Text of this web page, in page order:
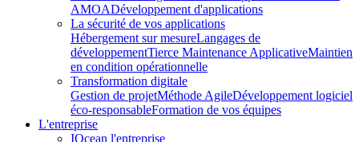
AMOADéveloppement d'applications
La sécurité de vos applications
Hébergement sur mesureLangages de
développementTierce Maintenance ApplicativeMaintien
en condition opérationnelle
Transformation digitale
Gestion de projetMéthode AgileDéveloppement logiciel
éco-responsableFormation de vos équipes
L'entreprise
IOcean l'entreprise